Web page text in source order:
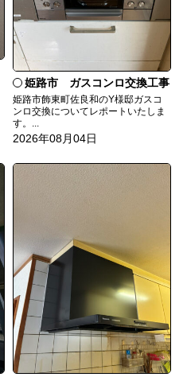
姫路市 ガスコンロ交換工事
姫路市飾東町佐良和のY様邸ガスコ
ンロ交換についてレポートいたしま
す。...
2026年08月04日